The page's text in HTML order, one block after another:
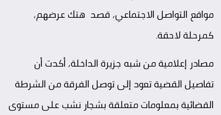
مواقع التواصل الاجتماعي، قصد هتك عرضهم،
كمرحلة لاحقة.
مصادر إعلامية من شبه جزيرة الداخلة، أكدت أن
تفاصيل القضية تعود إلى توصل الفرقة من الشرطة
القضائية بمعلومات متعلقة بشجار نشب على مستوى